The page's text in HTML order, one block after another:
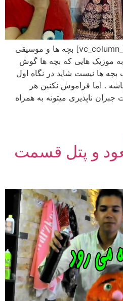
[vc_row][vc_column][vc_column_text] بچه ها و موسیقی
موزیک هایی که بچه ها گوش
ها نیست شاید در نگاه اول
. اما فراموش نکنین هر
ناپذیری میتونه به همراه
و پتل قسمت